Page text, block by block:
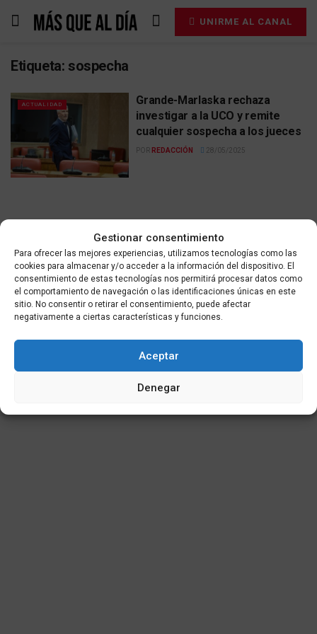
Gestionar consentimiento
Para ofrecer las mejores experiencias, utilizamos tecnologías como las
cookies para almacenar y/o acceder a la información del dispositivo. El
consentimiento de estas tecnologías nos permitirá procesar datos como
el comportamiento de navegación o las identificaciones únicas en este
sitio. No consentir o retirar el consentimiento, puede afectar
negativamente a ciertas características y funciones.
Aceptar
Denegar
UNIRME AL CANAL
Etiqueta: sospecha
ACTUALIDAD
Grande-Marlaska rechaza
investigar a la UCO y remite
cualquier sospecha a los jueces
POR REDACCIÓN 28/05/2025
Contacta Aviso legal
Política de privacidad
Política de cookies